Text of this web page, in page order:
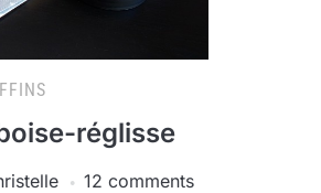
réglisse
12 comments